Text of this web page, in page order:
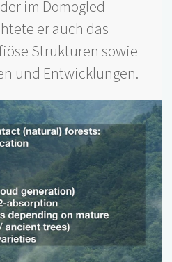
im Domogled
er auch das
Strukturen sowie
und Entwicklungen.